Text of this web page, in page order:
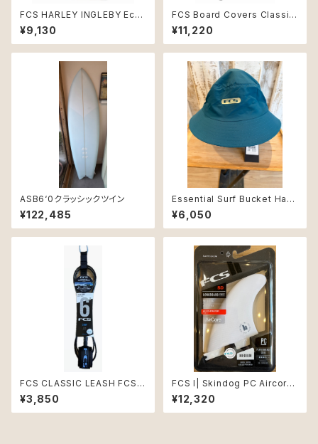
FCS HARLEY INGLEBY Eco
Mid トラクションパッド 5ピース
¥9,130
FCS Board Covers Classic
Cover Fish 5'9" Alpine
¥11,220
ASB6‘0クラッシックツイン
¥122,485
Essential Surf Bucket Hat
TidalTeal Mサイズ
¥6,050
FCS CLASSIC LEASH FCS 6
coмP TRANQUIL_BLUEBLA
CK
¥3,850
FCS I| Skindog PC Aircore
Dawn Grey Medium Side B
yte
¥12,320